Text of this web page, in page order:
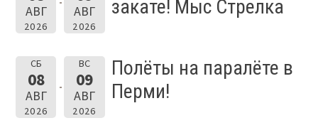
АВГ
2026
АВГ
2026
закате! Мыс Стрелка
СБ
08
АВГ
2026
ВС
09
АВГ
2026
Полёты на паралёте в
Перми!